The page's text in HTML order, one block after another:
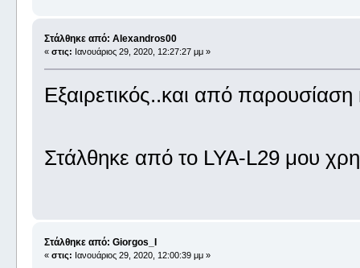
Στάλθηκε από: Alexandros00
« στις: Ιανουάριος 29, 2020, 12:27:27 μμ »
Εξαιρετικός..και από
Στάλθηκε από το LYA-L29 μου
Στάλθηκε από: Giorgos_I
« στις: Ιανουάριος 29, 2020, 12:00:39 μμ »